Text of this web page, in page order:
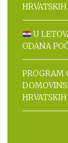
U
ODANA
PROGRAM